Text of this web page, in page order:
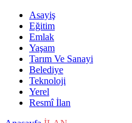
Asayiş
Eğitim
Emlak
Yaşam
Tarım Ve Sanayi
Belediye
Teknoloji
Yerel
Resmî İlan